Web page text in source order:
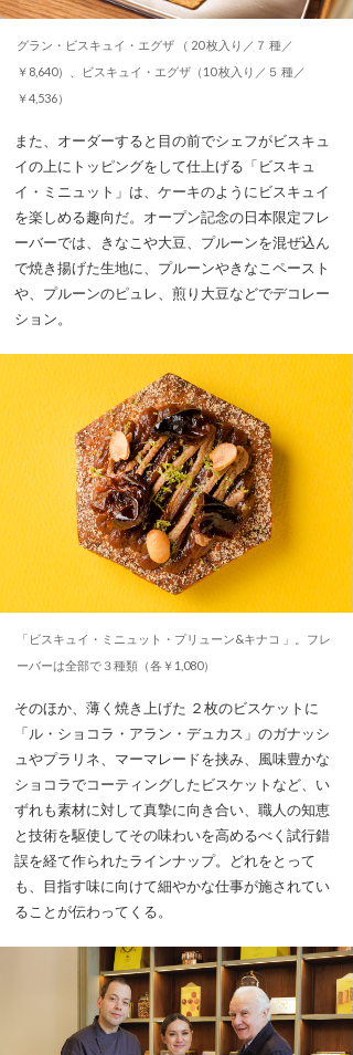
グラン・ビスキュイ・エグザ （ 20 枚入り／７ 種／
￥8,640）、ビスキュイ・エグザ（10 枚入り／５ 種／
￥4,536）
また、オーダーすると目の前でシェフがビスキュ
イの上にトッピングをして仕上げる「ビスキュ
イ・ミニュット」は、ケーキのようにビスキュイ
を楽しめる趣向だ。オープン記念の日本限定フレ
ーバーでは、きなこや大豆、プルーンを混ぜ込ん
で焼き揚げた生地に、プルーンやきなこペースト
や、プルーンのピュレ、煎り大豆などでデコレー
ション。
「ビスキュイ・ミニュット・プリューン&キナコ 」。フレ
ーバーは全部で３種類（各￥1,080）
そのほか、薄く焼き上げた ２枚のビスケットに
「ル・ショコラ・アラン・デュカス」のガナッシ
ュやプラリネ、マーマレードを挟み、風味豊かな
ショコラでコーティングしたビスケットなど、い
ずれも素材に対して真摯に向き合い、職人の知恵
と技術を駆使してその味わいを高めるべく試行錯
誤を経て作られたラインナップ。どれをとって
も、目指す味に向けて細やかな仕事が施されてい
ることが伝わってくる。